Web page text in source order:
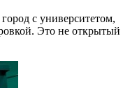
с университетом,
Это не открытый